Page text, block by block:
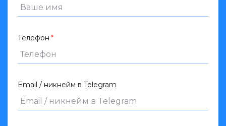
Телефон
Email / никнейм в Telegram